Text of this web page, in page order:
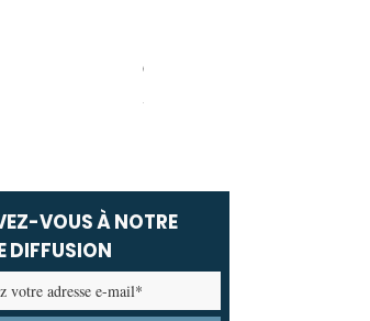
Carolina Herrera - Bad Boy
VOUS À NOTRE
DIFFUSION